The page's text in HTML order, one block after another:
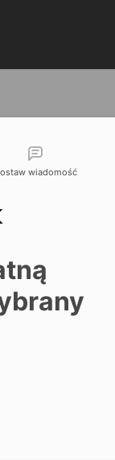
wiadomość
slection for
datę